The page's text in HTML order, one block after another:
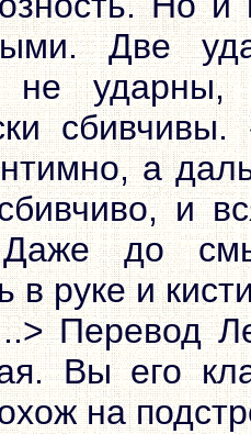
Две
не
а
и
Даже до
в руке и
Перевод
Вы его
на